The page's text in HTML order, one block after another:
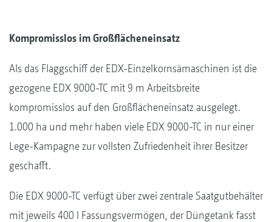
Kompromisslos im Großflächeneinsatz
Als das Flaggschiff der EDX-Einzelkornsämaschinen ist die
gezogene EDX 9000-TC mit 9 m Arbeitsbreite
kompromisslos auf den Großflächeneinsatz ausgelegt.
1.000 ha und mehr haben viele EDX 9000-TC in nur einer
Lege-Kampagne zur vollsten Zufriedenheit ihrer Besitzer
geschafft.
Die EDX 9000-TC verfügt über zwei zentrale Saatgutbehälter
mit jeweils 400 l Fassungsvermögen, der Düngetank fasst